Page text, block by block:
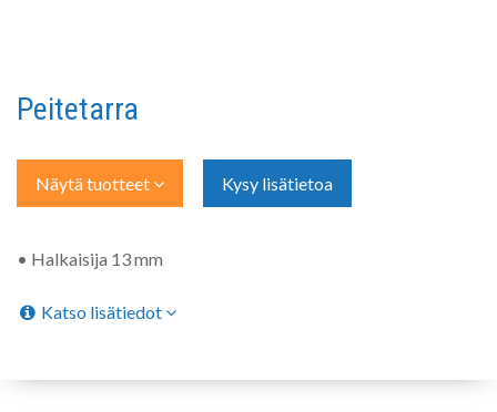
Peitetarra
Näytä tuotteet Kysy lisätietoa
• Halkaisija 13 mm
Katso lisätiedot